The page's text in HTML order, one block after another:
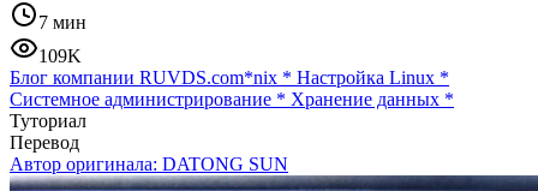
7 мин
109K
Блог компании RUVDS.com*nix * Настройка Linux *
Системное администрирование * Хранение данных *
Туториал
Перевод
Автор оригинала: DATONG SUN